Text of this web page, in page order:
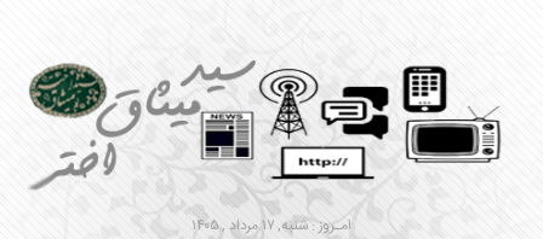
امـروز : شنبه, ۱۷ مرداد , ۱۴۰۵